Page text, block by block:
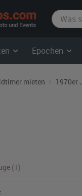
film-
Epochen
mieten 1970er
(1)